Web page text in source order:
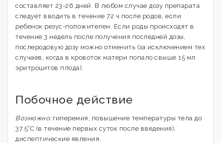
составляет 23-26 дней. В любом случае дозу препарата
следует вводить в течение 72 ч после родов, если
ребенок резус-положителен. Если роды происходят в
течение 3 недель после получения последней дозы,
послеродовую дозу можно отменить (за исключением тех
случаев, когда в кровоток матери попало свыше 15 мл
эритроцитов плода).
Побочное действие
Возможно:гиперемия, повышение температуры тела до
37.5°C (в течение первых суток после введения),
диспептические явления.